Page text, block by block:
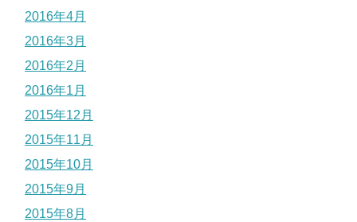
2016年4月
2016年3月
2016年2月
2016年1月
2015年12月
2015年11月
2015年10月
2015年9月
2015年8月